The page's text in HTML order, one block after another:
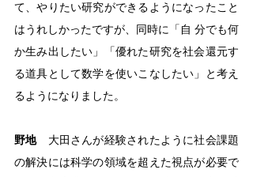
て、やりたい研究ができるようになったこと
はうれしかったですが、同時に「自 分でも何
か生み出したい」「優れた研究を社会還元す
る道具として数学を使いこなしたい」と考え
るようになりました。
野地 大田さんが経験されたように社会課題
の解決には科学の領域を超えた視点が必要で